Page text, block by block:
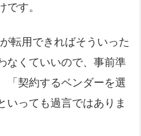
す。
転用できればそういった
なくていいので、事前準
「契約するベンダーを選
いっても過言ではありま